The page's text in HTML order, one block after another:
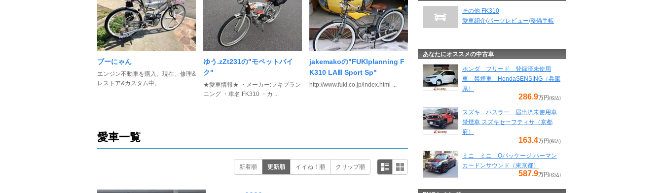
ブーにゃん
エンジン不動車を購入。現在、修理&
レストア&カスタム中。
ゆう.zZt231の"モペットバイ
ク"
★愛車情報★ ・メーカー:フキプラン
ニング ・車名:FK310 ・カ ...
jakemakoの"FUKIplanning F
K310 LAⅢ Sport Sp"
http://www.fuki.co.jp/index.html ...
愛車一覧
新着順 更新順 イイね！順 クリップ順
その他 FK310
愛車紹介/パーツレビュー/整備手帳
あなたにオススメの中古車
ホンダ フリード 登録済未使用
車 禁煙車 HondaSENSING（兵庫
県）
286.9万円 (税込)
スズキ ハスラー 届出済未使用車
禁煙車 スズキセーフティサ（京都
府）
163.4万円 (税込)
ミニ ミニ Oパッケージ ハーマン
カードンサウンド（東京都）
587.9万円 (税込)